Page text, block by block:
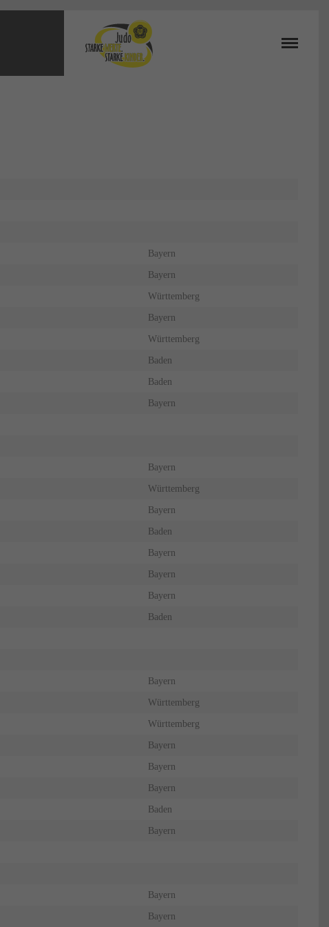
Bayern
Bayern
Württemberg
Bayern
Württemberg
Baden
Baden
Bayern
Bayern
Württemberg
Bayern
Baden
Bayern
Bayern
Bayern
Baden
Bayern
Württemberg
Württemberg
Bayern
Bayern
Bayern
Baden
Bayern
Bayern
Bayern